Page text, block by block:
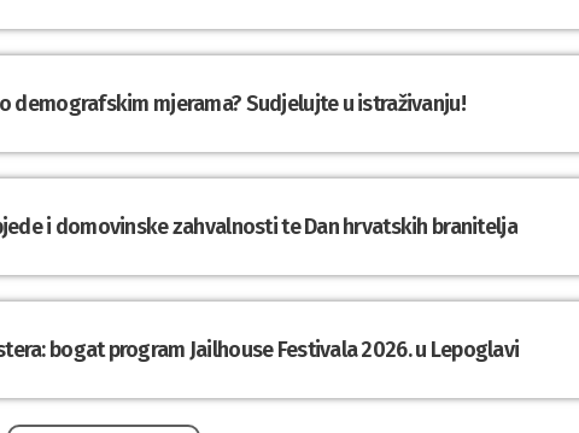
demografskim mjerama? Sudjelujte u istraživanju!
i domovinske zahvalnosti te Dan hrvatskih branitelja
bogat program Jailhouse Festivala 2026. u Lepoglavi